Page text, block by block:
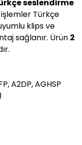
seslendirme
Türkçe
klips ve
sağlanır. Ürün 2
A2DP, AGHSP